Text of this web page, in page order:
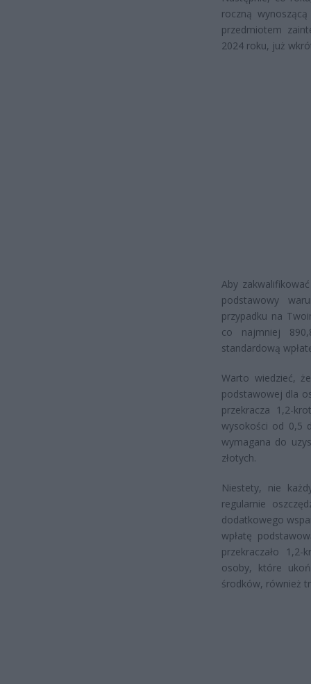
roczną
przedmiotem
2024 roku, już
Aby
podstawowy
przypadku na
co najmniej
standardową
Warto wiedzieć,
podstawowej dla
przekracza 1,2-
wysokości od 0,5
wymagana do
złotych.
Niestety, nie
regularnie
dodatkowego
wpłatę
przekraczało
osoby, które
środków, również